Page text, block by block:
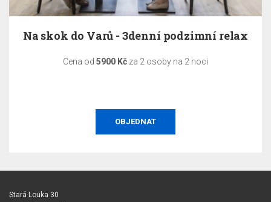
Na skok do Varů - 3denní podzimní relax
Cena od 5900 Kč za 2 osoby na 2 noci
OBJEDNAT
Stará Louka 30